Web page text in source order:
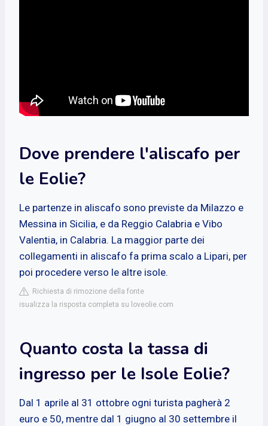
Dove prendere l'aliscafo per
le Eolie?
Le partenze in aliscafo sono previste da Milazzo e
Messina in Sicilia, e da Reggio Calabria e Vibo
Valentia, in Calabria. La maggior parte dei
collegamenti in aliscafo fa prima scalo a Lipari, per
poi procedere verso le altre isole.
Richiesta di rimozione della fonte
isualizza la risposta completa su loveolie.com
Quanto costa la tassa di
ingresso per le Isole Eolie?
Dal 1 aprile al 31 ottobre ogni turista pagherà 2
euro e 50, mentre dal 1 giugno al 30 settembre il